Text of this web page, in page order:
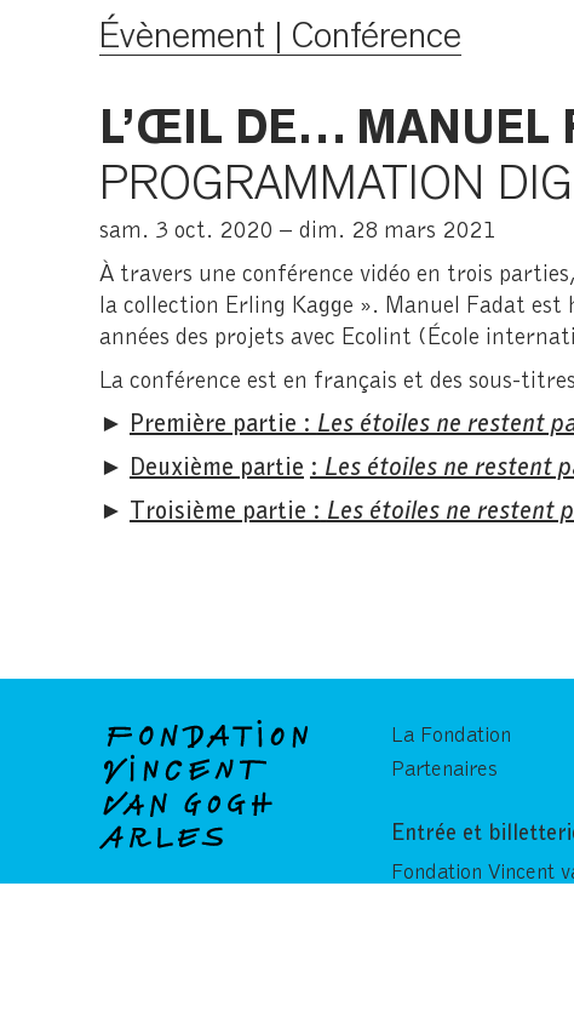
Évènement | Conférence
L’ŒIL DE… MANUEL
PROGRAMMATION
sam. 3 oct. 2020 – dim. 28 mars 2021
À travers une conférence vidéo en trois
la collection Erling Kagge ». Manuel Fadat
années des projets avec Ecolint (École
La conférence est en français et des sous-
► Première partie : Les étoiles ne restent
► Deuxième partie : Les étoiles ne restent
► Troisième partie : Les étoiles ne restent
La Fondation
Partenaires
Entrée et
Fondation Vincent